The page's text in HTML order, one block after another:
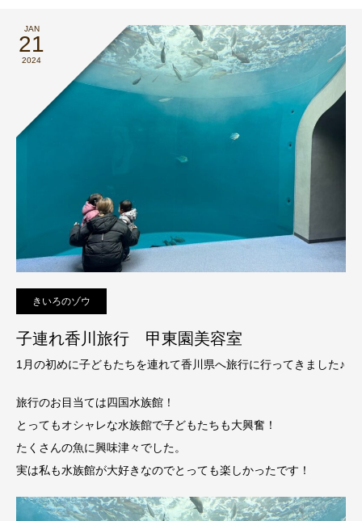
JAN
21
2024
きいろのゾウ
子連れ香川旅行 甲東園美容室
1月の初めに子どもたちを連れて香川県へ旅行に行ってきました♪
旅行のお目当ては四国水族館！
とってもオシャレな水族館で子どもたちも大興奮！
たくさんの魚に興味津々でした。
実は私も水族館が大好きなのでとっても楽しかったです！